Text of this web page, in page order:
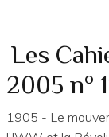
Les
2005 n°
1905 - Le